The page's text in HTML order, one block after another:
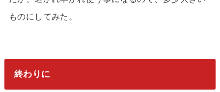
ものにしてみた。
終わりに